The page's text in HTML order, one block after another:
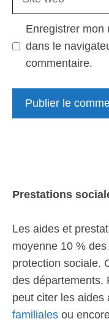
Enregistrer mon
dans le
commentaire.
Prestations
Les aides et
moyenne 10 %
protection sociale.
des départements.
peut citer les aides
familiales ou